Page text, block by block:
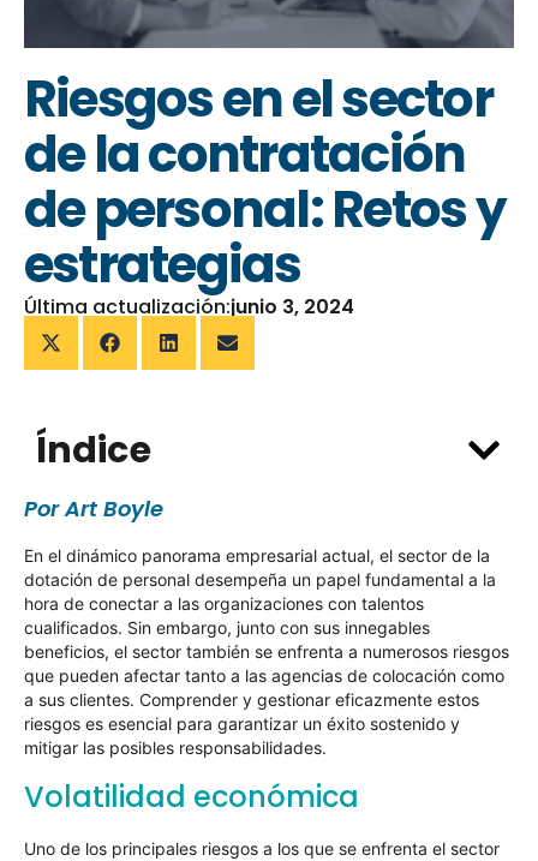
Riesgos en el sector
de la contratación
de personal: Retos y
estrategias
Última actualización:junio 3, 2024
Índice
Por Art Boyle
En el dinámico panorama empresarial actual, el sector de la
dotación de personal desempeña un papel fundamental a la
hora de conectar a las organizaciones con talentos
cualificados. Sin embargo, junto con sus innegables
beneficios, el sector también se enfrenta a numerosos riesgos
que pueden afectar tanto a las agencias de colocación como
a sus clientes. Comprender y gestionar eficazmente estos
riesgos es esencial para garantizar un éxito sostenido y
mitigar las posibles responsabilidades.
Volatilidad económica
Uno de los principales riesgos a los que se enfrenta el sector